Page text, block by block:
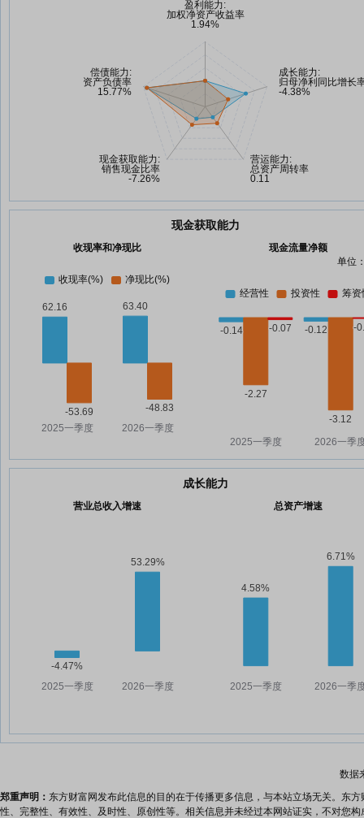
现金获取能力
收现率和净现比
现金流量净额
单位
成长能力
营业总收入增速 总资产增速
数据
郑重声明： 东方财富网发布此信息的目的在于传播更多信息，与本站立场无关。东
性、完整性、有效性、及时性、原创性等。相关信息并未经过本网站证实，不对您